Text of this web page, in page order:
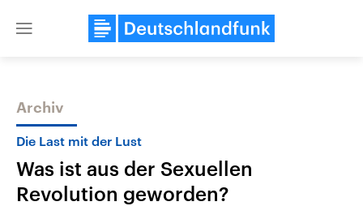
Close
Themen
Archiv
Die Last mit der Lust
Was ist aus der Sexuellen
Revolution geworden?